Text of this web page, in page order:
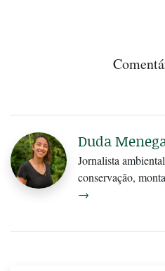
Duda
Jornalista
conservação,
→